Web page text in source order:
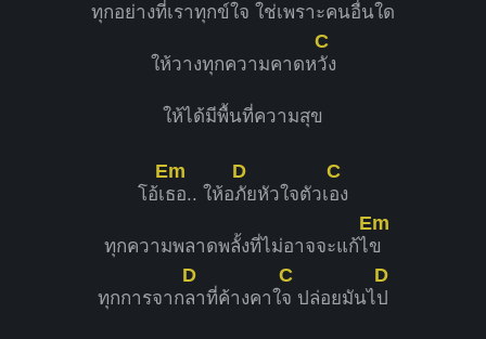
ทุกอย่างที่เราทุกข์ใจ ใช่เพราะคนอื่นใด
ให้วางทุกความคาดห
C
วัง
ให้ได้มีพื้นที่ความสุข
โอ้เ
Em
ธอ.. ให้อ
D
ภัยหัวใจตัวเ
C
อง
ทุกความพลาดพลั้งที่ไม่อาจจะแก้ไ
Em
ข
ทุกการจาก
D
ลาที่ค้างคาใ
C
จ ปล่อยมันไ
D
ป